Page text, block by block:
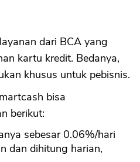
dari BCA yang
kartu kredit. Bedanya,
khusus untuk pebisnis.
bisa
berikut:
sebesar 0.06%/hari
dan dihitung harian,